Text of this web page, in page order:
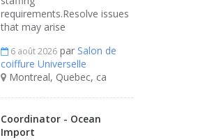
requirements.Resolve issues
that may arise
6 août 2026 par Salon de
coiffure Universelle
Montreal, Quebec, ca
Coordinator - Ocean
Import